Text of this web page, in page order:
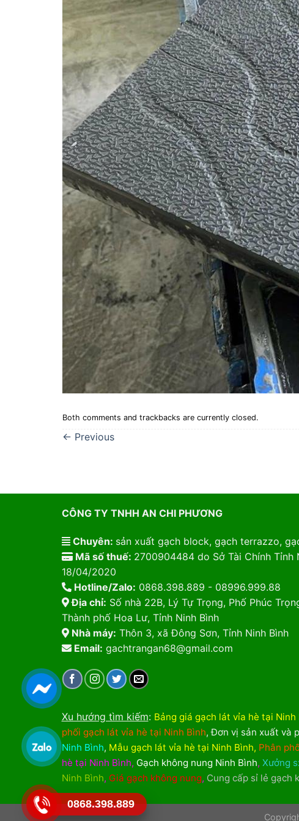
Both comments and trackbacks are currently closed.
← Previous
CÔNG TY TNHH AN CHI PHƯƠNG
Chuyên: sản xuất gạch block, gạch terrazzo,
Mã số thuế: 2700904484 do Sở Tài Chính Tỉnh
18/04/2020
Hotline/Zalo: 0868.398.889 - 08996.999.88
Địa chỉ: Số nhà 22B, Lý Tự Trọng, Phố Phúc
Thành phố Hoa Lư, Tỉnh Ninh Bình
Nhà máy: Thôn 3, xã Đông Sơn, Tỉnh Ninh Bình
Email: gachtrangan68@gmail.com
Xu hướng tìm kiếm: Bảng giá gạch lát vỉa hè tại Ninh
phối gạch lát vỉa hè tại Ninh Bình,Đơn vị sản xuất và
Ninh Bình, Mẫu gạch lát vỉa hè tại Ninh Bình, Phân
hè tại Ninh Bình, Gạch không nung Ninh Bình, Xưởng
Ninh Bình, Giá gạch không nung, Cung cấp sỉ lẻ gạch
0868.398.889